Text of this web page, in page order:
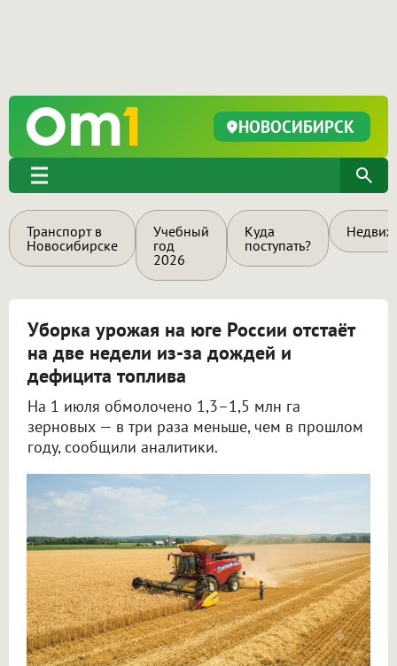
НОВОСИБИРСК
Транспорт в
Новосибирске
Учебный
год
2026
Куда
поступать?
Уборка урожая на юге России отстаёт
на две недели из-за дождей и
дефицита топлива
На 1 июля обмолочено 1,3–1,5 млн га
зерновых — в три раза меньше, чем в прошлом
году, сообщили аналитики.